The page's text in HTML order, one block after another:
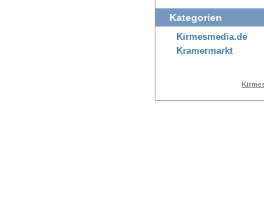
Kategorien
Kirmesmedia.de
Kramermarkt